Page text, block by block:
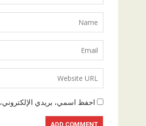
احفظ اسمي، بريدي